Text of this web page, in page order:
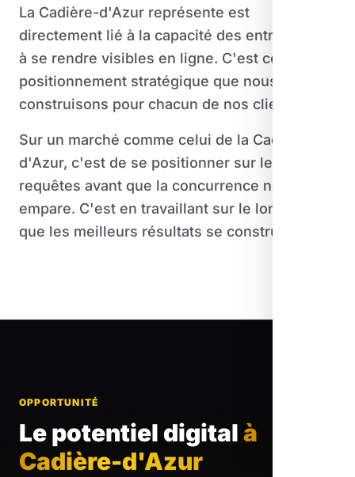
La Cadière-d'Azur représente est
directement lié à la capacité des entreprises
à se rendre visibles en ligne. C'est ce
positionnement stratégique que nous
construisons pour chacun de nos clients.
Sur un marché comme celui de la Cadière-
d'Azur, c'est de se positionner sur les bonnes
requêtes avant que la concurrence ne s'en
empare. C'est en travaillant sur le long terme
que les meilleurs résultats se construisent.
OPPORTUNITÉ
Le potentiel digitalà
Cadière-d'Azur